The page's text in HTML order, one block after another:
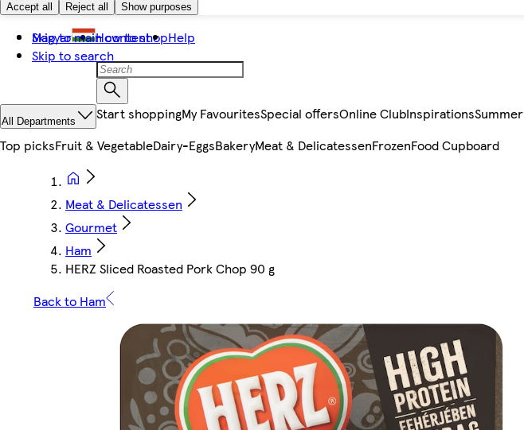
Accept all Reject all Show purposes
Skip to main content
Skip to search
Magyar How to shopHelp
All Departments Start shoppingMy FavouritesSpecial offersOnline ClubInspirationsSummer
Top picksFruit & VegetableDairy-EggsBakeryMeat & DelicatessenFrozenFood Cupboard
Meat & Delicatessen
Gourmet
Ham
HERZ Sliced Roasted Pork Chop 90 g
Back to Ham